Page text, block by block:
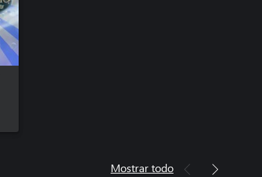
Mostrar todo